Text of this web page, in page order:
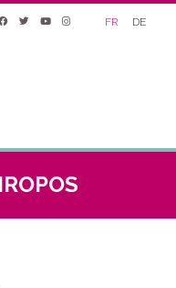
FR DE